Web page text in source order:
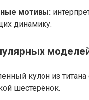
мотивы:
динамику.
кулон из титана
шестерёнок.